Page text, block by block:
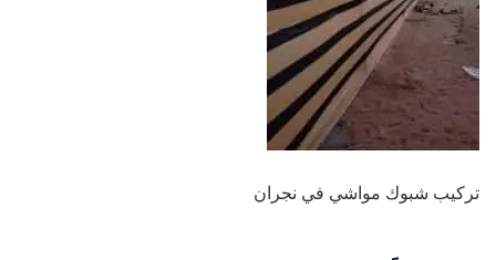
تركيب شبوك مواشي في نجران